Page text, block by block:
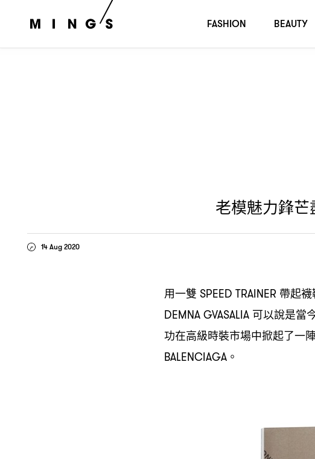
老模魅力鋒芒
14 Aug 2020
用一雙 SPEED TRAINER 帶起
DEMNA GVASALIA 可以說是當
功在高級時裝市場中掀起了一
BALENCIAGA 。
FASHION BEAUTY
老模魅力鋒芒盡露 BALENCIAGA